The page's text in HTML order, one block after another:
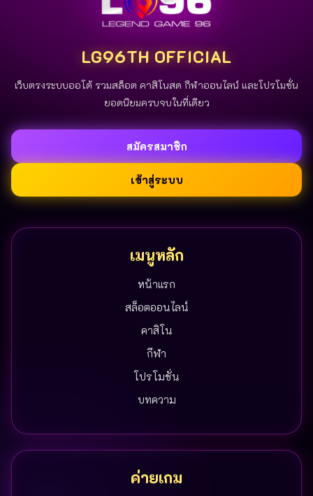
LG96TH OFFICIAL
เว็บตรงระบบออโต้ รวมสล็อต คาสิโนสด กีฬาออนไลน์ และโปรโมชั่น
ยอดนิยมครบจบในที่เดียว
สมัครสมาชิก
เข้าสู่ระบบ
เมนูหลัก
หน้าแรก
สล็อตออนไลน์
คาสิโน
กีฬา
โปรโมชั่น
บทความ
ค่ายเกม